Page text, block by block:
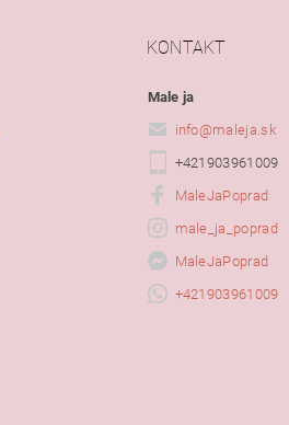
KONTAKT
Male ja
info@maleja.sk
+421903961009
MaleJaPoprad
male_ja_poprad
MaleJaPoprad
+421903961009